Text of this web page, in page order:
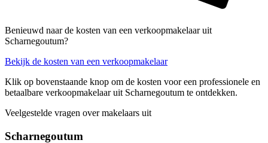
Benieuwd naar de kosten van een verkoopmakelaar uit
Scharnegoutum?
Bekijk de kosten van een verkoopmakelaar
Klik op bovenstaande knop om de kosten voor een professionele en
betaalbare verkoopmakelaar uit Scharnegoutum te ontdekken.
Veelgestelde vragen over makelaars uit
Scharnegoutum